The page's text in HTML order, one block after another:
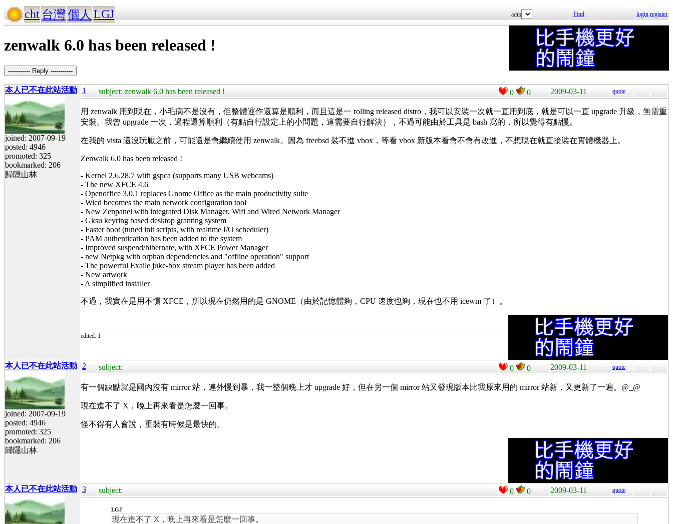
cht 台灣個人 LGJ adm Find login register
zenwalk 6.0 has been released !
----------- Reply -----------
本人已不在此站活動
joined: 2007-09-19
posted: 4946
promoted: 325
bookmarked: 206
歸隱山林
1 subject: zenwalk 6.0 has been released ! 0 0 2009-03-11 quote
用 zenwalk 用到現在，小毛病不是沒有，但整體運作還算是順利，而且這是一 rolling released distro，我可以安裝一次就一直用到底，就是可以一直 upgrade 升級，無需重
安裝。我曾 upgrade 一次，過程還算順利（有點自行設定上的小問題，這需要自行解決），不過可能由於工具是 bash 寫的，所以覺得有點慢。
在我的 vista 還沒玩厭之前，可能還是會繼續使用 zenwalk。因為 freebsd 裝不進 vbox，等看 vbox 新版本看會不會有改進，不想現在就直接裝在實體機器上。
Zenwalk 6.0 has been released !
- Kernel 2.6.28.7 with gspca (supports many USB webcams)
- The new XFCE 4.6
- Openoffice 3.0.1 replaces Gnome Office as the main productivity suite
- Wicd becomes the main network configuration tool
- New Zenpanel with integrated Disk Manager, Wifi and Wired Network Manager
- Gksu keyring based desktop granting system
- Faster boot (tuned init scripts, with realtime I/O scheduler)
- PAM authentication has been added to the system
- Improved suspend/hibernate, with XFCE Power Manager
- new Netpkg with orphan dependencies and "offline operation" support
- The powerful Exaile juke-box stream player has been added
- New artwork
- A simplified installer
不過，我實在是用不慣 XFCE，所以現在仍然用的是 GNOME（由於記憶體夠，CPU 速度也夠，現在也不用 icewm 了）。
edited: 1
本人已不在此站活動
joined: 2007-09-19
posted: 4946
promoted: 325
bookmarked: 206
歸隱山林
2 subject: 0 0 2009-03-11 quote
有一個缺點就是國內沒有 mirror 站，連外慢到暴，我一整個晚上才 upgrade 好，但在另一個 mirror 站又發現版本比我原來用的 mirror 站新，又更新了一遍。@_@
現在進不了 X，晚上再來看是怎麼一回事。
怪不得有人會說，重裝有時候是最快的。
本人已不在此站活動 3 subject: 0 0 2009-03-11 quote
LGJ
現在進不了 X，晚上再來看是怎麼一回事。